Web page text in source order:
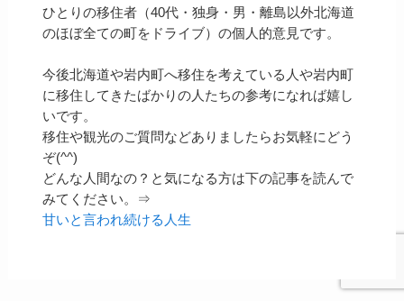
ひとりの移住者（40代・独身・男・離島以外北海道
のほぼ全ての町をドライブ）の個人的意見です。
今後北海道や岩内町へ移住を考えている人や岩内町
に移住してきたばかりの人たちの参考になれば嬉し
いです。
移住や観光のご質問などありましたらお気軽にどう
ぞ(^^)
どんな人間なの？と気になる方は下の記事を読んで
みてください。⇒
甘いと言われ続ける人生